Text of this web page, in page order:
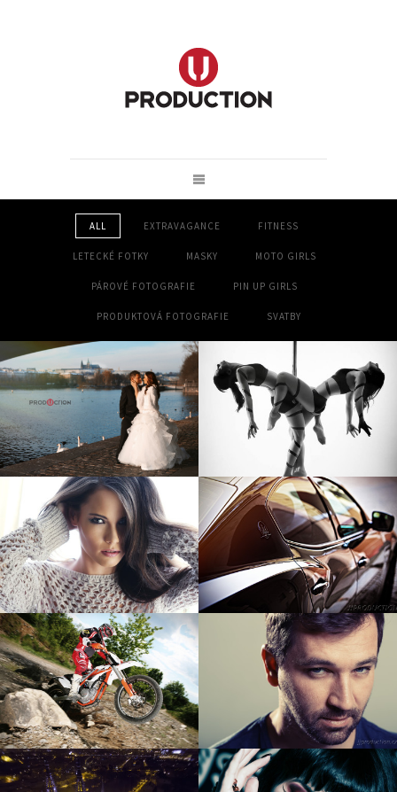
ALL EXTRAVAGANCE FITNESS
LETECKÉ FOTKY MASKY MOTO GIRLS
PÁROVÉ FOTOGRAFIE PIN UP GIRLS
PRODUKTOVÁ FOTOGRAFIE SVATBY